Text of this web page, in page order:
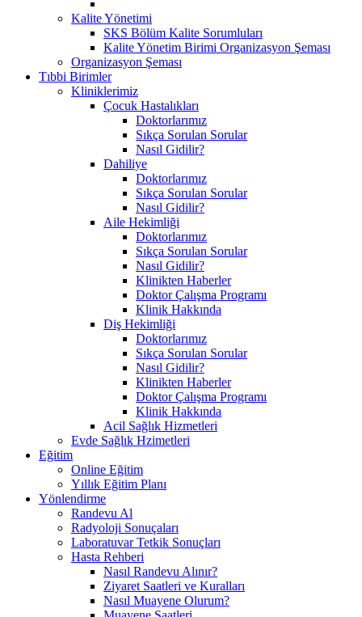
Kalite Yönetimi
SKS Bölüm Kalite Sorumluları
Kalite Yönetim Birimi Organizasyon Şeması
Organizasyon Şeması
Tıbbi Birimler
Kliniklerimiz
Çocuk Hastalıkları
Doktorlarımız
Sıkça Sorulan Sorular
Nasıl Gidilir?
Dahiliye
Doktorlarımız
Sıkça Sorulan Sorular
Nasıl Gidilir?
Aile Hekimliği
Doktorlarımız
Sıkça Sorulan Sorular
Nasıl Gidilir?
Klinikten Haberler
Doktor Çalışma Programı
Klinik Hakkında
Diş Hekimliği
Doktorlarımız
Sıkça Sorulan Sorular
Nasıl Gidilir?
Klinikten Haberler
Doktor Çalışma Programı
Klinik Hakkında
Acil Sağlık Hizmetleri
Evde Sağlık Hzimetleri
Eğitim
Online Eğitim
Yıllık Eğitim Planı
Yönlendirme
Randevu Al
Radyoloji Sonuçaları
Laboratuvar Tetkik Sonuçları
Hasta Rehberi
Nasıl Randevu Alınır?
Ziyaret Saatleri ve Kuralları
Nasıl Muayene Olurum?